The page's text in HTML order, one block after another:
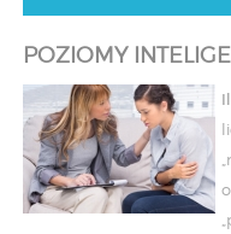
POZIOMY